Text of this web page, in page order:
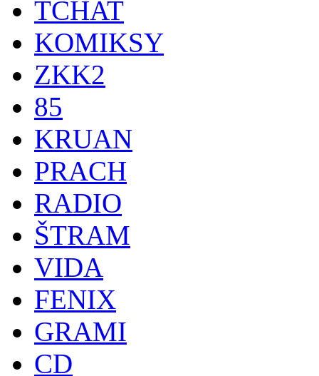
TCHAT
KOMIKSY
ZKK2
85
KRUAN
PRACH
RADIO
ŠTRAM
VIDA
FENIX
GRAMI
CD